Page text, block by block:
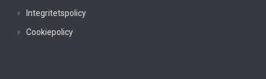
Integritetspolicy
Cookiepolicy